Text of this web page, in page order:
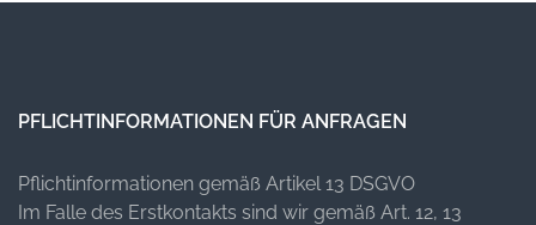
PFLICHTINFORMATIONEN FÜR ANFRAGEN
Pflichtinformationen gemäß Artikel 13 DSGVO
Im Falle des Erstkontakts sind wir gemäß Art. 12, 13